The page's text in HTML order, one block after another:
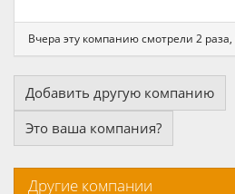
Вчера эту компанию смотрели 2 раза,
Добавить другую компанию
Это ваша компания?
Другие компании